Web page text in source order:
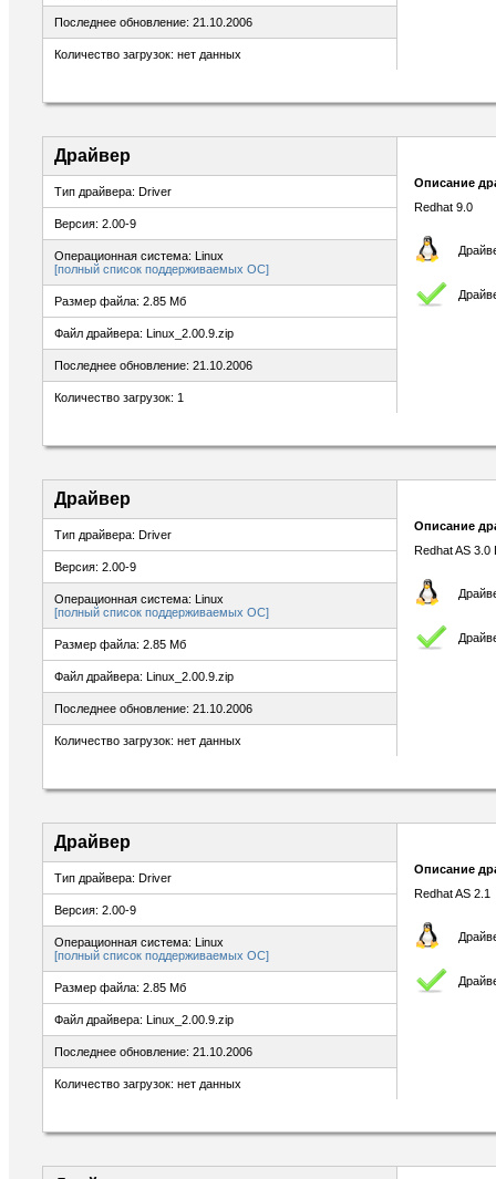
Последнее обновление: 21.10.2006
Количество загрузок: нет данных
Драйвер
Тип драйвера: Driver
Версия: 2.00-9
Операционная система: Linux
[полный список поддерживаемых ОС]
Размер файла: 2.85 Мб
Файл драйвера: Linux_2.00.9.zip
Последнее обновление: 21.10.2006
Количество загрузок: 1
Описание
Redhat 9.0
Драйвер
Тип драйвера: Driver
Версия: 2.00-9
Операционная система: Linux
[полный список поддерживаемых ОС]
Размер файла: 2.85 Мб
Файл драйвера: Linux_2.00.9.zip
Последнее обновление: 21.10.2006
Количество загрузок: нет данных
Описание
Redhat AS 3.0
Драйвер
Тип драйвера: Driver
Версия: 2.00-9
Операционная система: Linux
[полный список поддерживаемых ОС]
Размер файла: 2.85 Мб
Файл драйвера: Linux_2.00.9.zip
Последнее обновление: 21.10.2006
Количество загрузок: нет данных
Описание
Redhat AS 2.1